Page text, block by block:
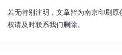
若无特别注明，文章皆为南京印刷
权请及时联系我们删除。